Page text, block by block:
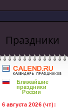
Праздники